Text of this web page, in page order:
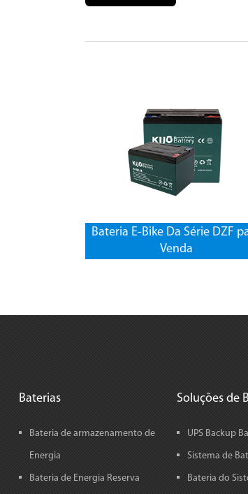
Bateria E-Bike Da Série DZF
Venda
Baterias
Bateria de armazenamento de
Energia
Bateria de Energia Reserva
Soluções de
UPS Backup
Sistema de
Bateria do